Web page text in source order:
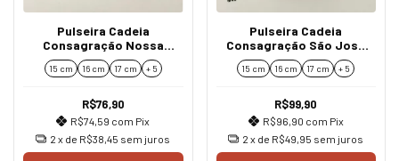
Pulseira Cadeia
Consagração Nossa
Senhora Aparecida São
José São Miguel Arcanjo
15 cm 16 cm 17 cm + 5
R$76,90
R$74,59 com Pix
2 x de R$38,45 sem juros
Pulseira Cadeia
Consagração São José
São Miguel Cadeado
15 cm 16 cm 17 cm + 5
R$99,90
R$96,90 com Pix
2 x de R$49,95 sem juros